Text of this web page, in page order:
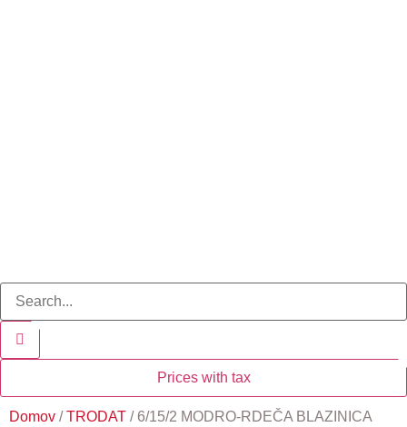
Prices with tax
Domov /TRODAT / 6/15/2 MODRO-RDEČA BLAZINICA